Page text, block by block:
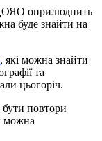
оприлюднить
буде знайти на
, які можна знайти
та
цьогоріч.
повтори
можна